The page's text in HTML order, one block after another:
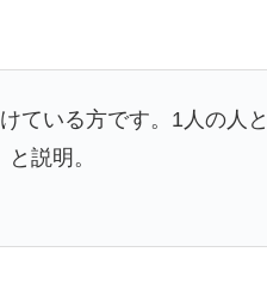
ている方です。1人の人と
説明。